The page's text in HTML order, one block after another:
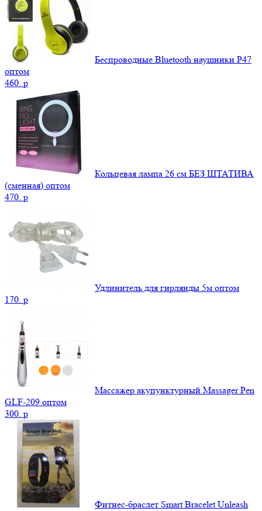
Беспроводные Bluetooth наушники P47
оптом
460. p
Кольцевая лампа 26 см БЕЗ ШТАТИВА
(сменная) оптом
470. p
Удлинитель для гирлянды 5м оптом
170. p
Массажер акупунктурный Massager Pen
GLF-209 оптом
300. p
Фитнес-браслет Smart Bracelet Unleash